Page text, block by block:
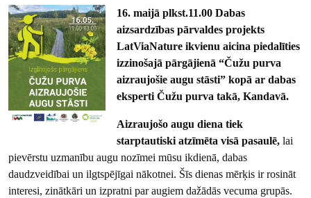
16. maijā plkst.11.00 Dabas
aizsardzības pārvaldes projekts
LatViaNature ikvienu aicina piedalīties
izzinošajā pārgājienā “Čužu purva
aizraujošie augu stāsti” kopā ar dabas
eksperti Čužu purva takā, Kandavā.
Aizraujošo augu diena tiek
starptautiski atzīmēta visā pasaulē,lai
pievērstu uzmanību augu nozīmei mūsu ikdienā, dabas
daudzveidībai un ilgtspējīgai nākotnei. Šīs dienas mērķis ir rosināt
interesi, zinātkāri un izpratni par augiem dažādās vecuma grupās.